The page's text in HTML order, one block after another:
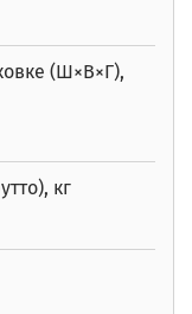
(Ш×В×Г),
кг